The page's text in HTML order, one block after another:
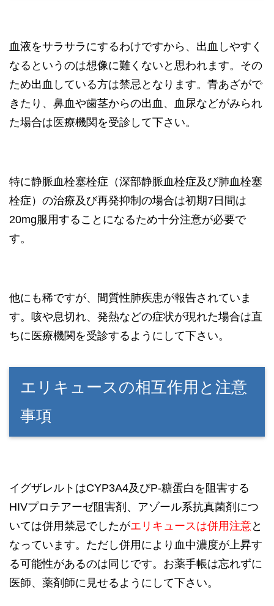
血液をサラサラにするわけですから、出血しやすく
なるというのは想像に難くないと思われます。その
ため出血している方は禁忌となります。青あざがで
きたり、鼻血や歯茎からの出血、血尿などがみられ
た場合は医療機関を受診して下さい。
特に静脈血栓塞栓症（深部静脈血栓症及び肺血栓塞
栓症）の治療及び再発抑制の場合は初期7日間は
20mg服用することになるため十分注意が必要で
す。
他にも稀ですが、間質性肺疾患が報告されていま
す。咳や息切れ、発熱などの症状が現れた場合は直
ちに医療機関を受診するようにして下さい。
エリキュースの相互作用と注意
事項
イグザレルトはCYP3A4及びP-糖蛋白を阻害する
HIVプロテアーゼ阻害剤、アゾール系抗真菌剤につ
いては併用禁忌でしたがエリキュースは併用注意と
なっています。ただし併用により血中濃度が上昇す
る可能性があるのは同じです。お薬手帳は忘れずに
医師、薬剤師に見せるようにして下さい。